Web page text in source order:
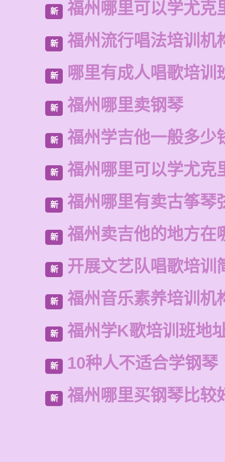
新 福州哪里可以学尤克
新 福州流行唱法培训机
新 哪里有成人唱歌培训
新 福州哪里卖钢琴
新 福州学吉他一般多少
新 福州哪里可以学尤克
新 福州哪里有卖古筝琴
新 福州卖吉他的地方在
新 开展文艺队唱歌培训
新 福州音乐素养培训机
新 福州学K歌培训班地
新 10种人不适合学钢琴
新 福州哪里买钢琴比较